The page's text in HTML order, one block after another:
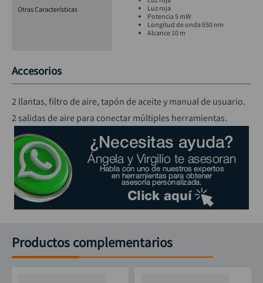
Otras Características
Luz roja
Potencia 5 mW
Longitud de onda 650 nm
Alcance 10 m
Accesorios
2 llantas, filtro de aire, tapón de aceite y manual de usuario.
2 salidas de aire para conectar múltiples herramientas.
Productos complementarios